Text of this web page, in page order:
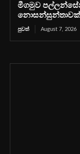
මීගමුව
නොසන්සුන්තාවක්,
පුවත් August 7, 2026